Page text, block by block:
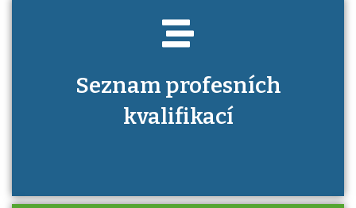
Seznam profesních
kvalifikací